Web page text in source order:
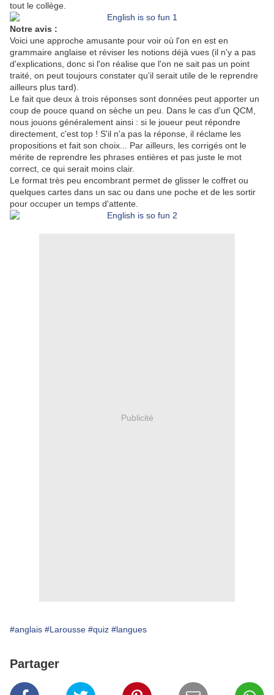
tout le collège.
Notre avis :
Voici une approche amusante pour voir où l'on en est en
grammaire anglaise et réviser les notions déjà vues (il n'y a pas
d'explications, donc si l'on réalise que l'on ne sait pas un point
traité, on peut toujours constater qu'il serait utile de le reprendre
ailleurs plus tard).
Le fait que deux à trois réponses sont données peut apporter un
coup de pouce quand on sèche un peu. Dans le cas d'un QCM,
nous jouons généralement ainsi : si le joueur peut répondre
directement, c'est top ! S'il n'a pas la réponse, il réclame les
propositions et fait son choix... Par ailleurs, les corrigés ont le
mérite de reprendre les phrases entières et pas juste le mot
correct, ce qui serait moins clair.
Le format très peu encombrant permet de glisser le coffret ou
quelques cartes dans un sac ou dans une poche et de les sortir
pour occuper un temps d'attente.
Publicité
#anglais #Larousse #quiz #langues
Partager